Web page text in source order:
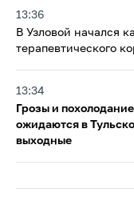
13:36
В Узловой начался
терапевтического
13:34
Грозы и
ожидаются в
выходные